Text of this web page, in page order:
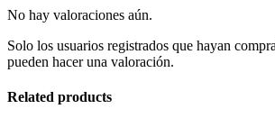
No hay valoraciones aún.
Solo los usuarios registrados que hayan
pueden hacer una valoración.
Related products